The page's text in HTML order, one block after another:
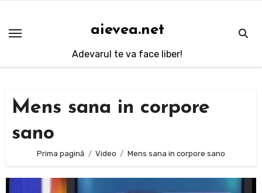
conținut
aievea.net
Adevarul te va face liber!
Mens sana in corpore
sano
Prima pagină Video Mens sana in corpore sano